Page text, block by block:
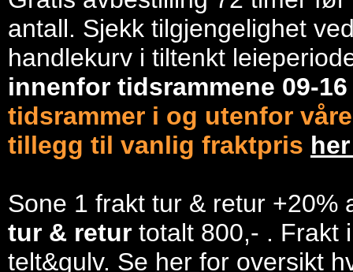
antall. Sjekk tilgjengelighet
handlekurv i tiltenkt
innenfor tidsrammene 09-
tidsrammer i og utenfor
tillegg til vanlig fraktpris
Sone 1 frakt tur & retur +20%
tur & retur totalt 800,- . Frakt
telt&gulv. Se her for oversikt